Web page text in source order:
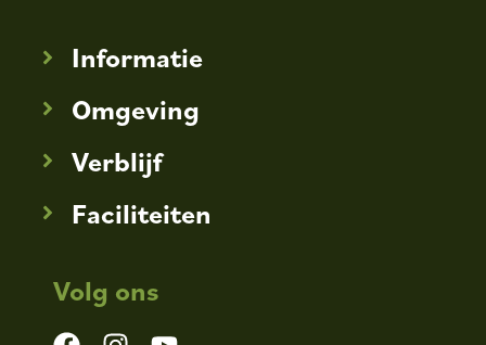
Informatie
Omgeving
Verblijf
Faciliteiten
Volg ons